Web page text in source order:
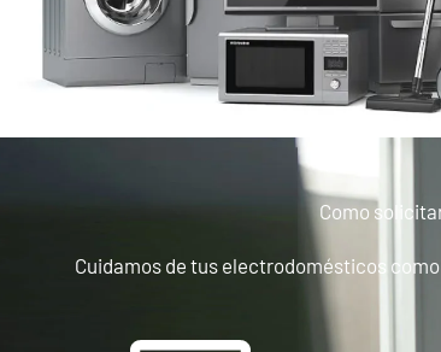
Como
Cuidamos de tus electrodomésticos